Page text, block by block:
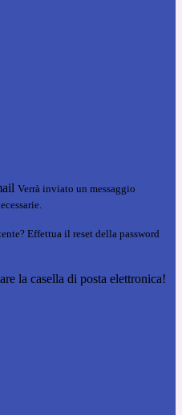
Verrà inviato un messaggio
Effettua il reset della password
la casella di posta elettronica!